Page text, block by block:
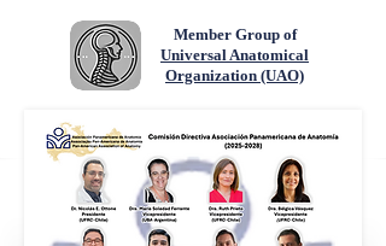
Member Group of
Universal Anatomical
Organization (UAO)